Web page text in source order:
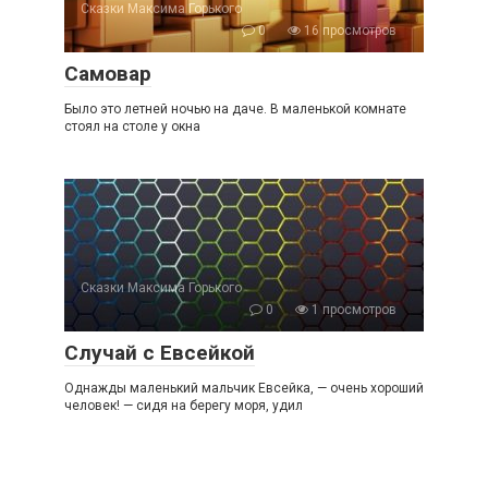
Сказки Максима Горького
0
16 просмотров
Самовар
Было это летней ночью на даче. В маленькой комнате
стоял на столе у окна
Сказки Максима Горького
0
1 просмотров
Случай с Евсейкой
Однажды маленький мальчик Евсейка, — очень хороший
человек! — сидя на берегу моря, удил